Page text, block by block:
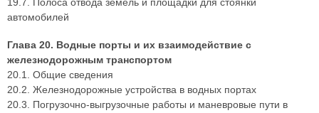
автомобилей
Глава 20. Водные порты и их взаимодействие с
железнодорожным транспортом
20.1. Общие сведения
20.2. Железнодорожные устройства в водных портах
20.3. Погрузочно-выгрузочные работы и маневровые пути в